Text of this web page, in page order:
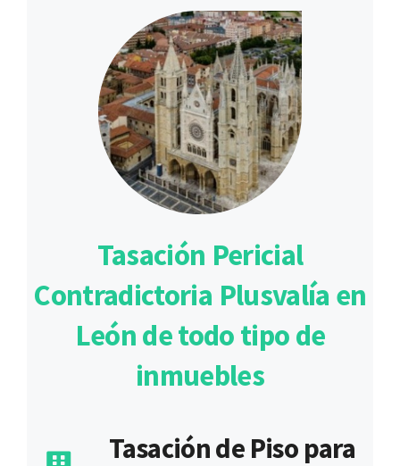
Tasación Pericial
Contradictoria Plusvalía en
León de todo tipo de
inmuebles
Tasación de Piso para